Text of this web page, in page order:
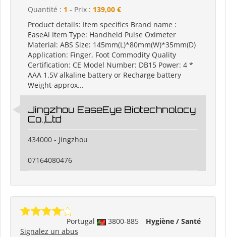
Quantité : 1 - Prix : 139,00 €
Product details: Item specifics Brand name :
EaseAi Item Type: Handheld Pulse Oximeter
Material: ABS Size: 145mm(L)*80mm(W)*35mm(D)
Application: Finger, Foot Commodity Quality
Certification: CE Model Number: DB15 Power: 4 *
AAA 1.5V alkaline battery or Recharge battery
Weight-approx...
Jingzhou EaseEye Biotechnolocy
Co.,Ltd
434000 - Jingzhou
07164080476
Portugal 3800-885
Hygiène / Santé
Signalez un abus